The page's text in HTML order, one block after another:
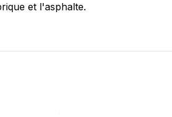
et l'asphalte.